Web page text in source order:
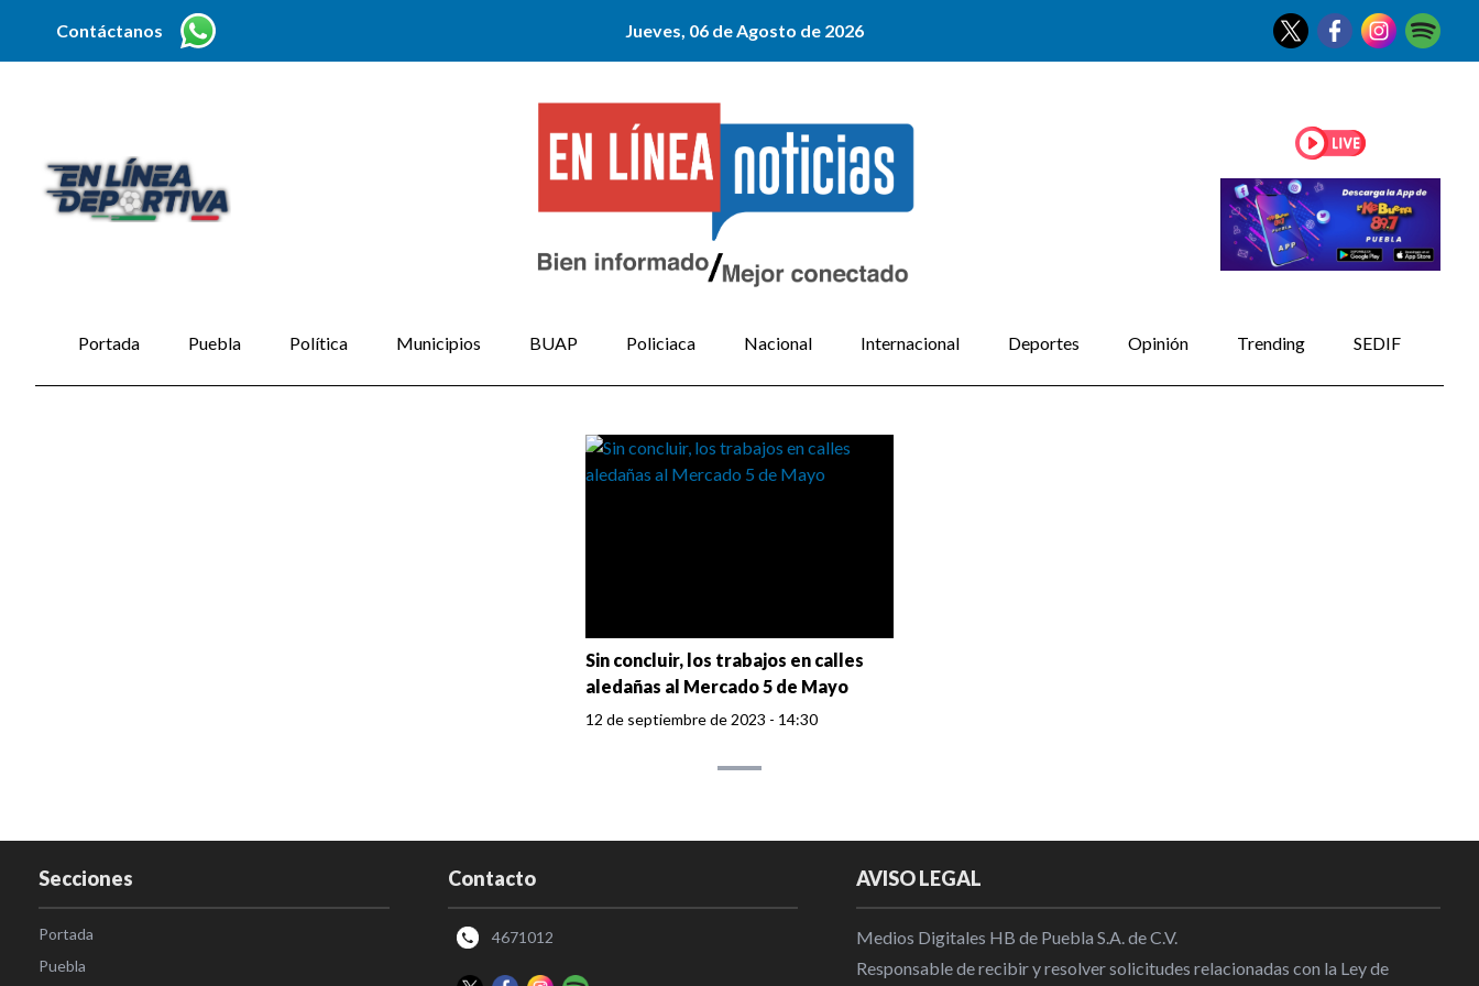
Contáctanos Jueves, 06 de Agosto de 2026
Portada Puebla Política Municipios BUAP Policiaca Nacional Internacional Deportes Opinión Trending SEDIF
Sin concluir, los trabajos en calles
aledañas al Mercado 5 de Mayo
12 de septiembre de 2023 - 14:30
Secciones
Portada
Puebla
Contacto
4671012
AVISO LEGAL
Medios Digitales HB de Puebla S.A. de C.V.
Responsable de recibir y resolver solicitudes relacionadas con la Ley de